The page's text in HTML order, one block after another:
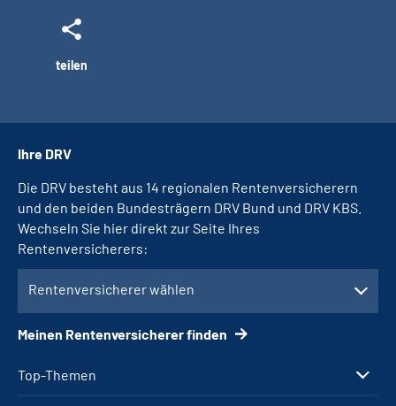
teilen
Top-Themen
Ihre DRV
Die DRV besteht aus 14 regionalen Rentenversicherern
und den beiden Bundesträgern DRV Bund und DRV KBS.
Wechseln Sie hier direkt zur Seite Ihres
Rentenversicherers:
Rentenversicherer wählen
Meinen Rentenversicherer finden